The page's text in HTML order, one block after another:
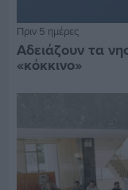
Πριν 5 ημέρες
Αδειάζουν τα
«κόκκινο»